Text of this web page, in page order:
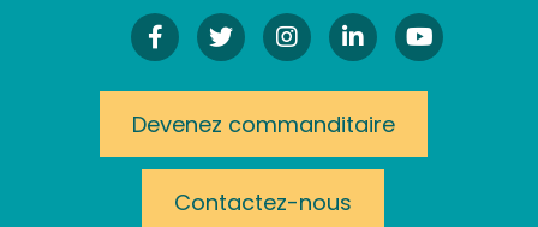
Facebook
TwitterInstagram!
LinkedInYouTube
Devenez commanditaire
Contactez-nous